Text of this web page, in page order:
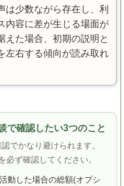
は少数ながら存在し、利
内容に差が生じる場面が
えた場合、初期の説明と
左右する傾向が読み取れ
で確認したい3つのこと
でかなり避けられます。
必ず確認してください。
動した場合の総額(オプシ